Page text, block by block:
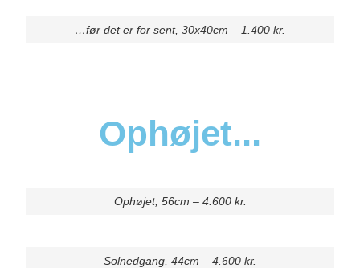
…før det er for sent, 30x40cm – 1.400 kr.
Ophøjet...
Ophøjet, 56cm – 4.600 kr.
Solnedgang, 44cm – 4.600 kr.